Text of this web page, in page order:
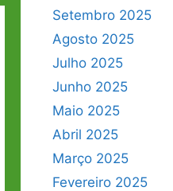
Setembro 2025
Agosto 2025
Julho 2025
Junho 2025
Maio 2025
Abril 2025
Março 2025
Fevereiro 2025